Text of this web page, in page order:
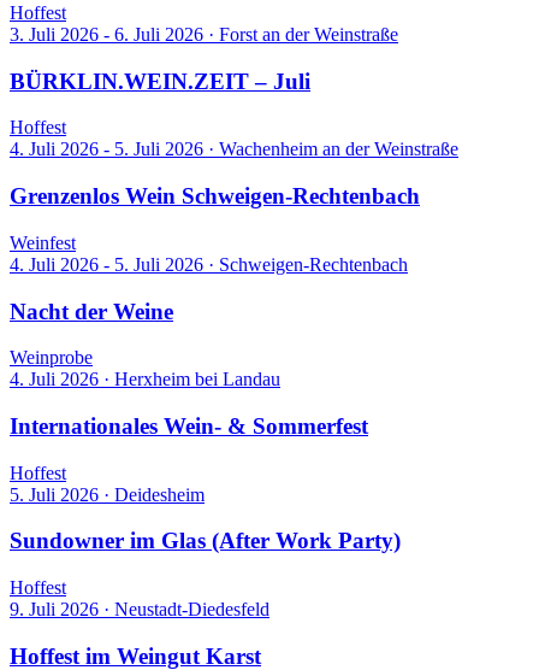
Hoffest
3. Juli 2026 - 6. Juli 2026 · Forst an der Weinstraße
BÜRKLIN.WEIN.ZEIT – Juli
Hoffest
4. Juli 2026 - 5. Juli 2026 · Wachenheim an der Weinstraße
Grenzenlos Wein Schweigen-Rechtenbach
Weinfest
4. Juli 2026 - 5. Juli 2026 · Schweigen-Rechtenbach
Nacht der Weine
Weinprobe
4. Juli 2026 · Herxheim bei Landau
Internationales Wein- & Sommerfest
Hoffest
5. Juli 2026 · Deidesheim
Sundowner im Glas (After Work Party)
Hoffest
9. Juli 2026 · Neustadt-Diedesfeld
Hoffest im Weingut Karst